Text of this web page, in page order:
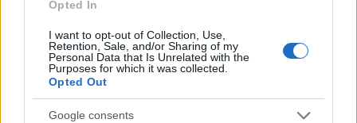
Opted In
I want to opt-out of Collection, Use,
Retention, Sale, and/or Sharing of my
Personal Data that Is Unrelated with the
Purposes for which it was collected.
Opted Out
Google consents
honvágy semmi.
hiányzik persze néhány ember; ...